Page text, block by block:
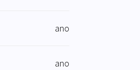
ano
ano